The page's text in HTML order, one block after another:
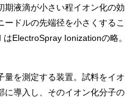
期液滴が小さい程イオン化の効
ードルの先端径を小さくするこ
ElectroSpray Ionizationの略。
量を測定する装置。試料をイオ
に導入し、そのイオン化分子の